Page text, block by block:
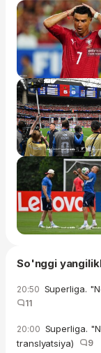
So'nggi
20:50 Superliga.
11
20:00 Superliga.
translyatsiya)
9